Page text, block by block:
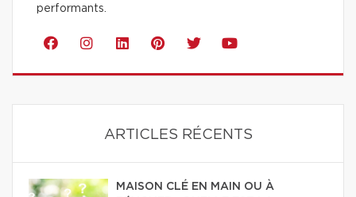
performants.
ARTICLES RÉCENTS
MAISON CLÉ EN MAIN OU À